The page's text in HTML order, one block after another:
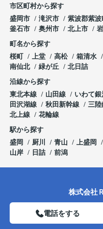
市区町村から探す
盛岡市
滝沢市 紫波郡紫波
釜石市
奥州市 北上市
町名から探す
桜町
上堂 高松 箱清水
南仙北
緑が丘 北日詰
沿線から探す
東北本線
山田線 いわて
田沢湖線
秋田新幹線 三陸
北上線
花輪線
駅から探す
盛岡
厨川 青山 上盛岡
山岸
日詰 前潟
株式会社
電話をする